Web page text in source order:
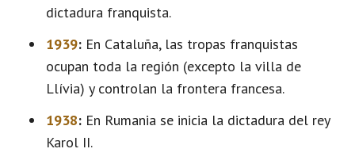
dictadura franquista.
1939: En Cataluña, las tropas franquistas
ocupan toda la región (excepto la villa de
Llívia) y controlan la frontera francesa.
1938: En Rumania se inicia la dictadura del rey
Karol II.